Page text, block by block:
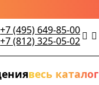
+7 (495) 649-85-00
+7 (812) 325-05-02
весь каталог